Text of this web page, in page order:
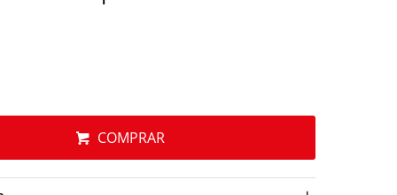
COMPRAR